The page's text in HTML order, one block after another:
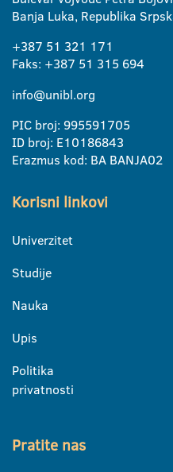
Banja Luka, Republika
+387 51 321 171
Faks: +387 51 315 694
info@unibl.org
PIC broj: 995591705
ID broj: E10186843
Erazmus kod: BA BANJA02
Korisni linkovi
Univerzitet
Studije
Nauka
Upis
Politika
privatnosti
Pratite nas